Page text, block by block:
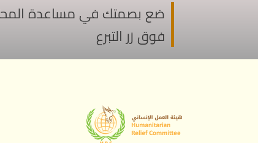
ضع بصمتك في مساعدة
فوق زر التبرع